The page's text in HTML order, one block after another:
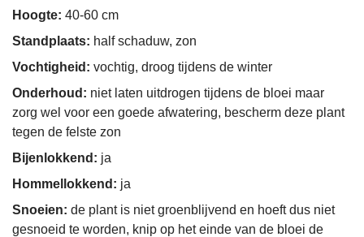
Hoogte: 40-60 cm
Standplaats: half schaduw, zon
Vochtigheid: vochtig, droog tijdens de winter
Onderhoud: niet laten uitdrogen tijdens de bloei maar
zorg wel voor een goede afwatering, bescherm deze plant
tegen de felste zon
Bijenlokkend: ja
Hommellokkend: ja
Snoeien: de plant is niet groenblijvend en hoeft dus niet
gesnoeid te worden, knip op het einde van de bloei de